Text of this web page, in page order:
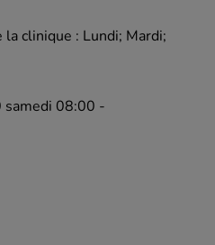
clinique : Lundi; Mardi;
samedi 08:00 -